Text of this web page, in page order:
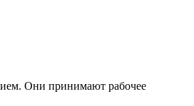
Они принимают рабочее